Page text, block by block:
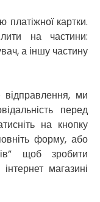
картки.
на частини:
а іншу частину
ми
перед
на кнопку
форму, або
щоб зробити
магазині